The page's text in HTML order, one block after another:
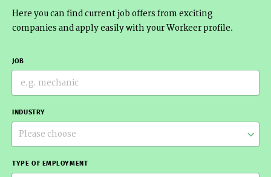
Here you can find current job offers from exciting
companies and apply easily with your Workeer profile.
JOB
INDUSTRY
Please choose
TYPE OF EMPLOYMENT